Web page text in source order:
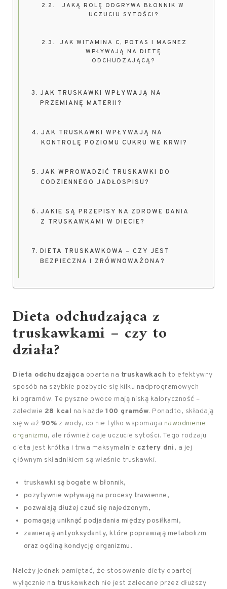
JAKĄ ROLĘ ODGRYWA BŁONNIK W
UCZUCIU SYTOŚCI?
JAK WITAMINA C, POTAS I MAGNEZ
WPŁYWAJĄ NA DIETĘ
ODCHUDZAJĄCĄ?
JAK TRUSKAWKI WPŁYWAJĄ NA
PRZEMIANĘ MATERII?
JAK TRUSKAWKI WPŁYWAJĄ NA
KONTROLĘ POZIOMU CUKRU WE KRWI?
JAK WPROWADZIĆ TRUSKAWKI DO
CODZIENNEGO JADŁOSPISU?
JAKIE SĄ PRZEPISY NA ZDROWE DANIA
Z TRUSKAWKAMI W DIECIE?
DIETA TRUSKAWKOWA – CZY JEST
BEZPIECZNA I ZRÓWNOWAŻONA?
Dieta odchudzająca z
truskawkami – czy to
działa?
Dieta odchudzająca oparta na truskawkach to efektywny
sposób na szybkie pozbycie się kilku nadprogramowych
kilogramów. Te pyszne owoce mają niską kaloryczność –
zaledwie 28 kcal na każde 100 gramów. Ponadto, składają
się w aż 90% z wody, co nie tylko wspomaga nawodnienie
organizmu, ale również daje uczucie sytości. Tego rodzaju
dieta jest krótka i trwa maksymalnie cztery dni, a jej
głównym składnikiem są właśnie truskawki.
truskawki są bogate w błonnik,
pozytywnie wpływają na procesy trawienne,
pozwalają dłużej czuć się najedzonym,
pomagają uniknąć podjadania między posiłkami,
zawierają antyoksydanty, które poprawiają metabolizm
oraz ogólną kondycję organizmu.
Należy jednak pamiętać, że stosowanie diety opartej
wyłącznie na truskawkach nie jest zalecane przez dłuższy